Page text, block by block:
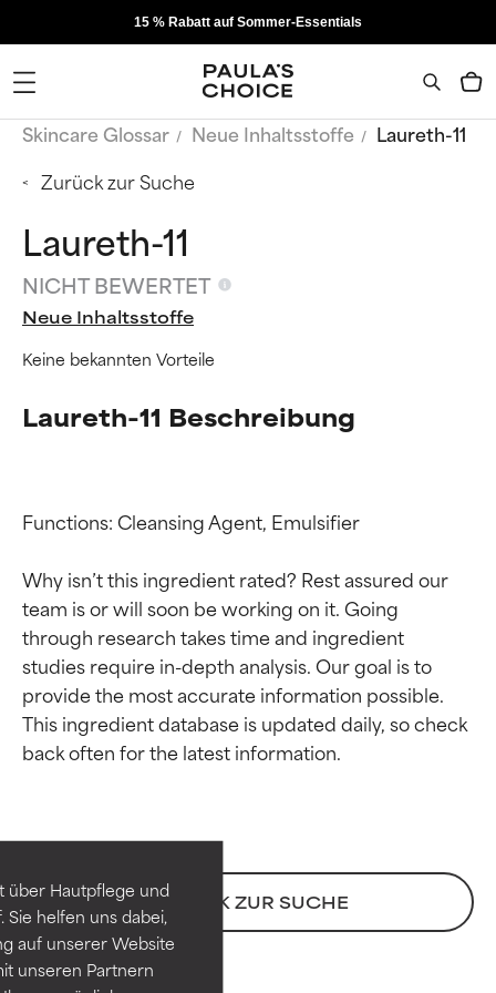
über Hautpflege und
helfen uns dabei,
auf unserer Website
unseren Partnern
15 % Rabatt auf Sommer-Essentials
Skincare Glossar Neue Inhaltsstoffe
Laureth-11
Zurück zur Suche
Laureth-11
NICHT BEWERTET
Neue Inhaltsstoffe
Keine bekannten Vorteile
Laureth-11 Beschreibung
Functions: Cleansing Agent, Emulsifier
Why isn’t this ingredient rated? Rest assured our
team is or will soon be working on it. Going
through research takes time and ingredient
studies require in-depth analysis. Our goal is to
provide the most accurate information possible.
This ingredient database is updated daily, so check
ZURÜCK ZUR SUCHE
Bewertung der
SEHR GUT
Erwiesen und durch
unabhängige Studien belegt.
Hervorragender Wirkstoff für
die meisten Hauttypen und -
Bewertung der
SEHR GUT
Erwiesen und durch
unabhängige Studien belegt.
Hervorragender Wirkstoff für
die meisten Hauttypen und -